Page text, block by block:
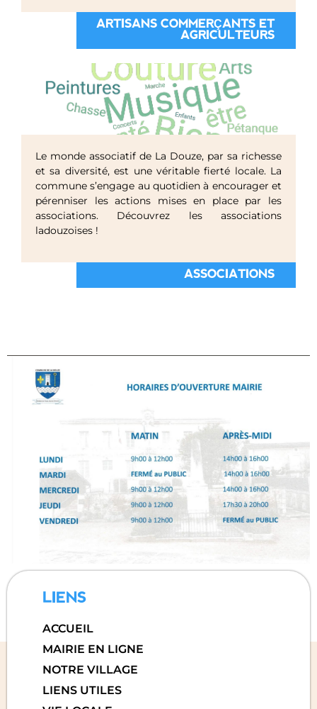
ARTISANS COMMERÇANTS ET
AGRICULTEURS
Le monde associatif de La Douze, par sa richesse
et sa diversité, est une véritable fierté locale. La
commune s’engage au quotidien à encourager et
pérenniser les actions mises en place par les
associations. Découvrez les associations
ladouzoises !
ASSOCIATIONS
LIENS
ACCUEIL
MAIRIE EN LIGNE
NOTRE VILLAGE
LIENS UTILES